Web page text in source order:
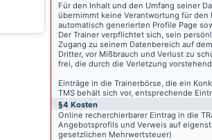
Für den Inhalt und den Umfang seiner
übernimmt keine Verantwortung für den
automatisch generierten Profile Page
Der Trainer verpflichtet sich, sein
Zugang zu seinem Datenbereich auf
Dritter, vor Mißbrauch und Verlust zu
frei, die durch die Verletzung
Einträge in die Trainerbörse, die ein
TMS behält sich vor, entsprechende
§4 Kosten
Online recherchierbarer Eintrag in die
Angebotsprofils und Verweis auf
gesetzlichen Mehrwertsteuer)